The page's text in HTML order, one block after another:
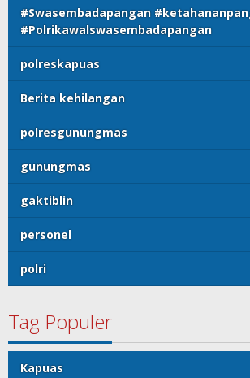
#Swasembadapangan
#Polrikawalswasembadapangan
polreskapuas
Berita kehilangan
polresgunungmas
gunungmas
gaktiblin
personel
polri
Tag Populer
Kapuas